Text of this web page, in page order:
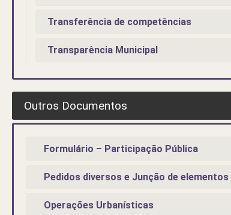
Transferência de competências
Transparência Municipal
Outros Documentos
Formulário – Participação Pública
Pedidos diversos e Junção de elementos
Operações Urbanísticas